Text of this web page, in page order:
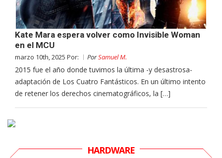
Kate Mara espera volver como Invisible Woman
en el MCU
marzo 10th, 2025 Por: PorSamuel M.
2015 fue el año donde tuvimos la última -y desastrosa-
adaptación de Los Cuatro Fantásticos. En un último intento
de retener los derechos cinematográficos, la […]
HARDWARE